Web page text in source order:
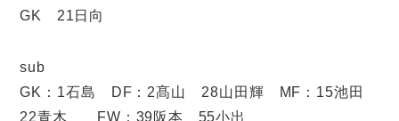
GK 21日向
sub
GK：1石島 DF：2髙山 28山田輝 MF：15池田
22青木 FW：39阪本 55小出